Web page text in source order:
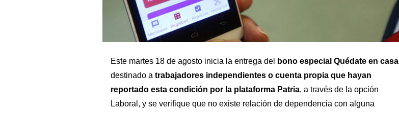
Este martes 18 de agosto inicia la entrega del
bono especial Quédate en casa
destinado a trabajadores independientes o cuenta propia que hayan
reportado esta condición por la plataforma Patria, a través de la opción
Laboral, y se verifique que no existe relación de dependencia con alguna